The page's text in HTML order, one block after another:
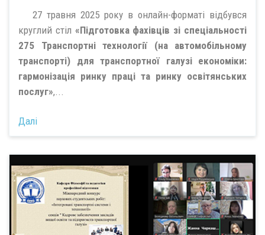
27 травня 2025 року в онлайн-форматі відбувся
круглий стіл «Підготовка фахівців зі спеціальності
275 Транспортні технології (на автомобільному
транспорті) для транспортної галузі економіки:
гармонізація ринку праці та ринку освітянських
послуг»,...
Далі